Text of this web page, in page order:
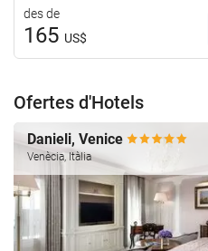
des de
165 US$
Ofertes d'Hotels
Danieli, Venice
Venècia, Itàlia